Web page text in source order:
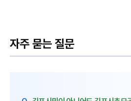
자주 묻는 질문